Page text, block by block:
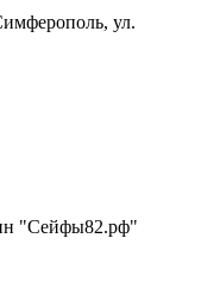
ул.
"Сейфы82.рф"